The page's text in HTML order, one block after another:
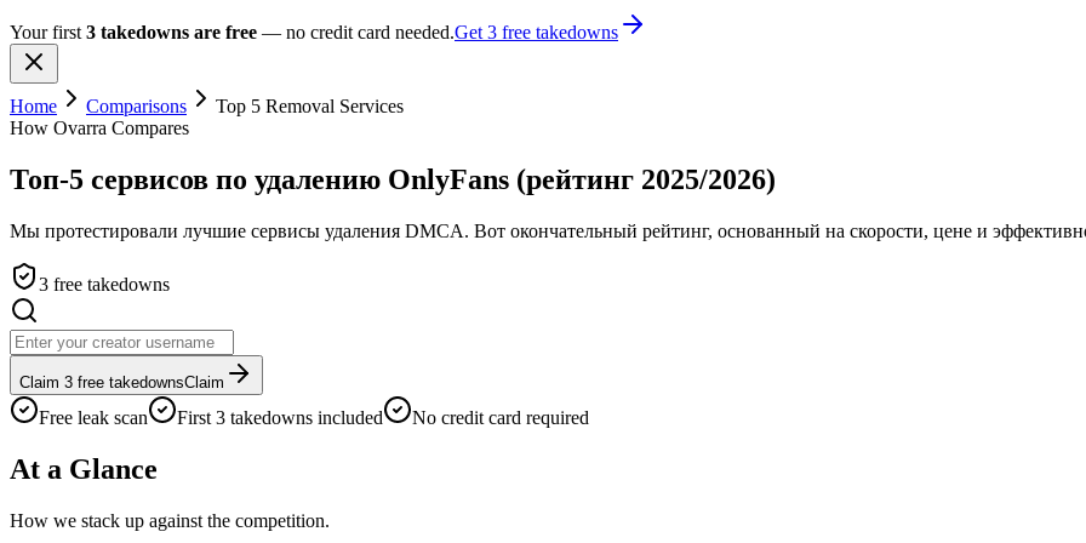
Your first 3 takedowns are free — no credit card needed.Get 3 free takedowns
Home Comparisons
Top 5 Removal Services
How Ovarra Compares
Топ-5 сервисов по удалению OnlyFans (рейтинг 2025/2026)
Мы протестировали лучшие сервисы удаления DMCA. Вот окончательный рейтинг, основанный на скорости, цене и
3 free takedowns
Claim 3 free takedownsClaim
Free leak scan First 3 takedowns included No credit card required
At a Glance
How we stack up against the competition.